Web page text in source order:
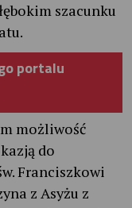
szacunku
portalu
możliwość
do
Franciszkowi
z Asyżu z